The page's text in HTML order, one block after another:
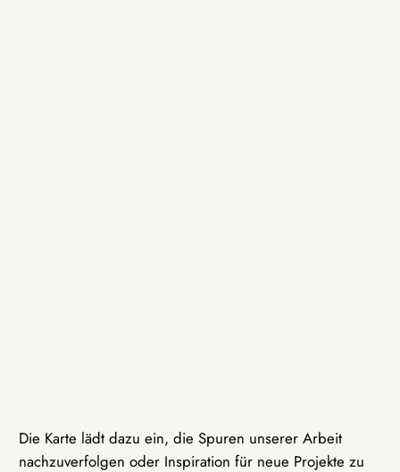
Die Karte lädt dazu ein, die Spuren unserer Arbeit
nachzuverfolgen oder Inspiration für neue Projekte zu